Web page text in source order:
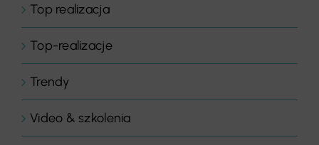
Top realizacja
Top-realizacje
Trendy
Video & szkolenia